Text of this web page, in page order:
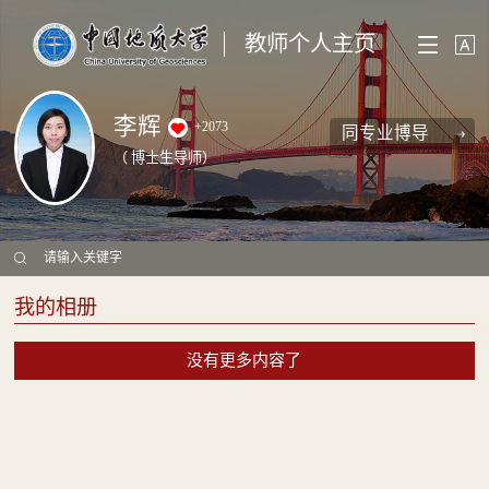
教师个人主页
李辉 +2073
（ 博士生导师）
同专业博导
我的相册
没有更多内容了